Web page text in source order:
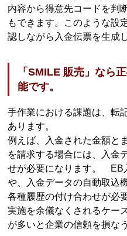
内容から得意先コードを判
もできます。このような設
認しながら入金伝票を生成
「SMILE 販売」なら
能です。
手作業における課題は、転
あります。
例えば、入金された金額と
を請求する場合には、入金
せが必要になります。 EB
や、入金データの自動取込
各種履歴の付け合わせが必
実施を余儀なくされるケー
が多いと企業の信頼を損な